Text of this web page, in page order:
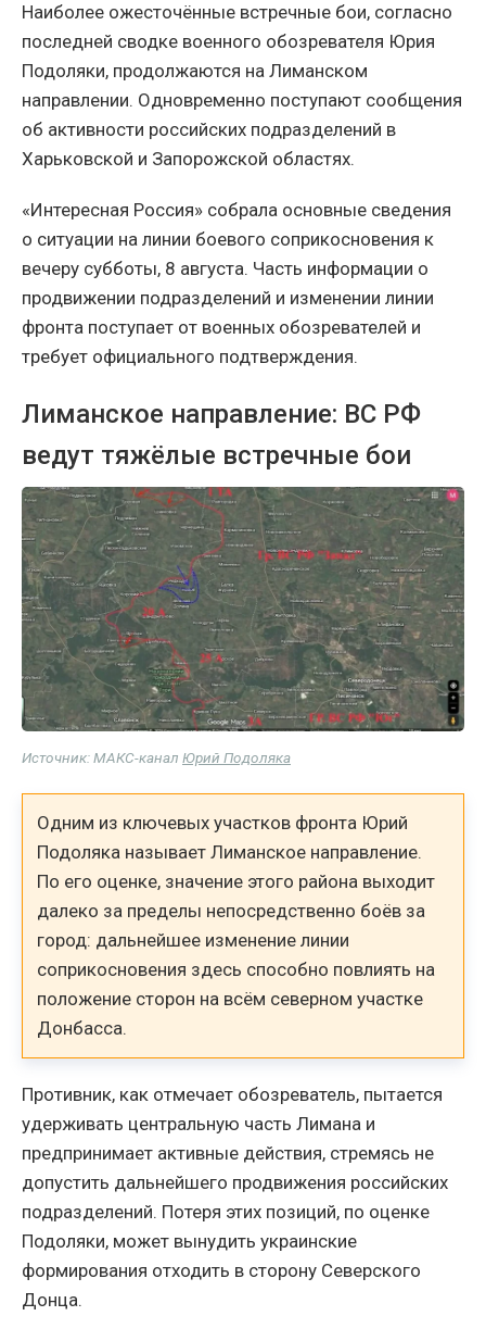
Наиболее ожесточённые встречные бои, согласно
последней сводке военного обозревателя Юрия
Подоляки, продолжаются на Лиманском
направлении. Одновременно поступают сообщения
об активности российских подразделений в
Харьковской и Запорожской областях.
«Интересная Россия» собрала основные сведения
о ситуации на линии боевого соприкосновения к
вечеру субботы, 8 августа. Часть информации о
продвижении подразделений и изменении линии
фронта поступает от военных обозревателей и
требует официального подтверждения.
Лиманское направление: ВС РФ
ведут тяжёлые встречные бои
Источник: МАКС-канал Юрий Подоляка
Одним из ключевых участков фронта Юрий
Подоляка называет Лиманское направление.
По его оценке, значение этого района выходит
далеко за пределы непосредственно боёв за
город: дальнейшее изменение линии
соприкосновения здесь способно повлиять на
положение сторон на всём северном участке
Донбасса.
Противник, как отмечает обозреватель, пытается
удерживать центральную часть Лимана и
предпринимает активные действия, стремясь не
допустить дальнейшего продвижения российских
подразделений. Потеря этих позиций, по оценке
Подоляки, может вынудить украинские
формирования отходить в сторону Северского
Донца.